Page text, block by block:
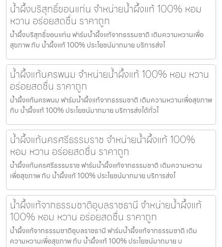
น้ำผึ้งบริสุทธิ์ขอนแก่น จำหน่ายน้ำผึ้งแท้ 100% หอม
หวาน อร่อยสดชื่น ราคาถูก
น้ำผึ้งบริสุทธิ์ขอนแก่น ฟาร์มน้ำผึ้งแท้จากธรรมชาติ เติมความหวานเพื่อ
สุขภาพ กับ น้ำผึ้งแท้ 100% ประโยชน์มากมาย บริการส่งไ
น้ำผึ้งแท้นครพนม จำหน่ายน้ำผึ้งแท้ 100% หอม หวาน
อร่อยสดชื่น ราคาถูก
น้ำผึ้งแท้นครพนม ฟาร์มน้ำผึ้งแท้จากธรรมชาติ เติมความหวานเพื่อสุขภาพ
กับ น้ำผึ้งแท้ 100% ประโยชน์มากมาย บริการส่งได้ทั่วไ
น้ำผึ้งแท้นครศรีธรรมราช จำหน่ายน้ำผึ้งแท้ 100%
หอม หวาน อร่อยสดชื่น ราคาถูก
น้ำผึ้งแท้นครศรีธรรมราช ฟาร์มน้ำผึ้งแท้จากธรรมชาติ เติมความหวาน
เพื่อสุขภาพ กับ น้ำผึ้งแท้ 100% ประโยชน์มากมาย บริการส่งไ
น้ำผึ้งแท้จากธรรมชาติอุบลราชธานี จำหน่ายน้ำผึ้งแท้
100% หอม หวาน อร่อยสดชื่น ราคาถูก
น้ำผึ้งแท้จากธรรมชาติอุบลราชธานี ฟาร์มน้ำผึ้งแท้จากธรรมชาติ เติม
ความหวานเพื่อสุขภาพ กับ น้ำผึ้งแท้ 100% ประโยชน์มากมาย บ